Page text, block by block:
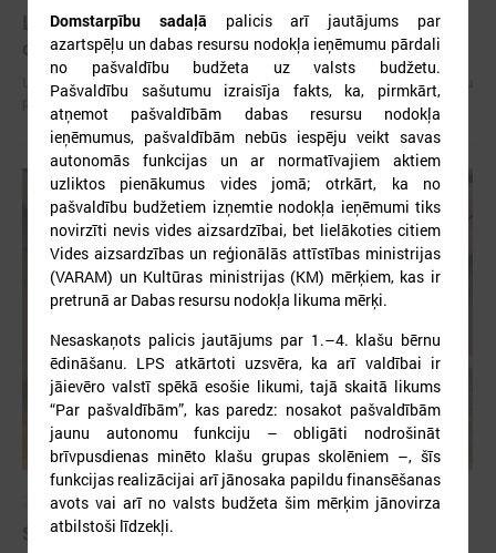
LPS: Interaktīvā karte vienkopus parāda plašu un
detalizētu informāciju par skolu tīklu Latvijā
LPS: Interaktīvā karte vienkopus parāda plašu un detalizētu informāciju
par skolu tīklu Latvijā
2026. gada 09. jūlijs
Sumināti Latvijas labākie tirgotāji
Domstarpību sadaļā palicis arī jautājums par
azartspēļu un dabas resursu nodokļa ieņēmumu pārdali
no pašvaldību budžeta uz valsts budžetu.
Pašvaldību sašutumu izraisīja fakts, ka, pirmkārt,
atņemot pašvaldībām dabas resursu nodokļa
ieņēmumus, pašvaldībām nebūs iespēju veikt savas
autonomās funkcijas un ar normatīvajiem aktiem
uzliktos pienākumus vides jomā; otrkārt, ka no
pašvaldību budžetiem izņemtie nodokļa ieņēmumi tiks
novirzīti nevis vides aizsardzībai, bet lielākoties citiem
Vides aizsardzības un reģionālās attīstības ministrijas
(VARAM) un Kultūras ministrijas (KM) mērķiem, kas ir
pretrunā ar Dabas resursu nodokļa likuma mērķi.
Nesaskaņots palicis jautājums par 1.–4. klašu bērnu
ēdināšanu. LPS atkārtoti uzsvēra, ka arī valdībai ir
jāievēro valstī spēkā esošie likumi, tajā skaitā likums
“Par pašvaldībām”, kas paredz: nosakot pašvaldībām
jaunu autonomu funkciju – obligāti nodrošināt
brīvpusdienas minēto klašu grupas skolēniem –, šīs
funkcijas realizācijai arī jānosaka papildu finansēšanas
avots vai arī no valsts budžeta šim mērķim jānovirza
atbilstoši līdzekļi.